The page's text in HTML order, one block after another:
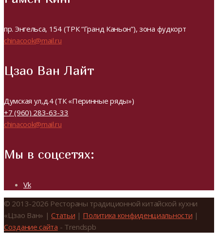
пр. Энгельса, 154 (ТРК “Гранд Каньон”), зона фудкорт
chinacook@mail.ru
Цзао Ван Лайт
Думская ул,д.4 (ТК «Перинные ряды»)
+7 (960) 283-63-33
chinacook@mail.ru
Мы в соцсетях:
Vk
© 2013-2026 Рестораны традиционной китайской кухни
«Цзао Ван» |Статьи | Политика конфиденциальности |
Создание сайта - Trendspb